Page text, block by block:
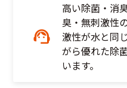
高い除菌・消
臭・無刺激性
激性が水と同
がら優れた除
います。